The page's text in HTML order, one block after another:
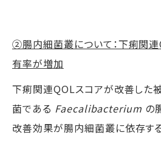
②腸内細菌叢について：下痢関連
有率が増加
下痢関連QOLスコアが改善した
菌である Faecalibacterium の
改善効果が腸内細菌叢に依存す